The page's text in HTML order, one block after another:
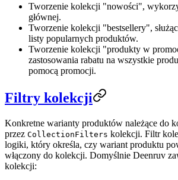
Tworzenie kolekcji "nowości",
głównej.
Tworzenie kolekcji "bestsellery",
listy popularnych produktów.
Tworzenie kolekcji "produkty w
zastosowania rabatu na wszystkie
pomocą promocji.
Filtry kolekcji
Konkretne warianty produktów należące do
przez CollectionFilters kolekcji. Filtr
logiki, który określa, czy wariant produktu
włączony do kolekcji. Domyślnie Deenruv
kolekcji: